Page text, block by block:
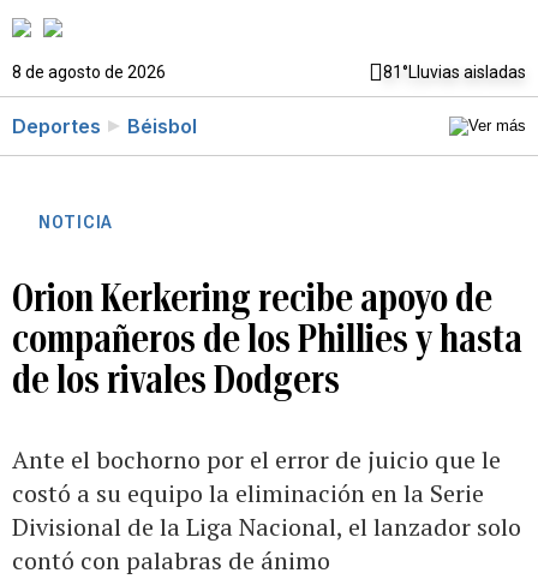
8 de agosto de 2026 81°Lluvias aisladas
Deportes Béisbol
NOTICIA
Orion Kerkering recibe apoyo de
compañeros de los Phillies y hasta
de los rivales Dodgers
Ante el bochorno por el error de juicio que le
costó a su equipo la eliminación en la Serie
Divisional de la Liga Nacional, el lanzador solo
contó con palabras de ánimo